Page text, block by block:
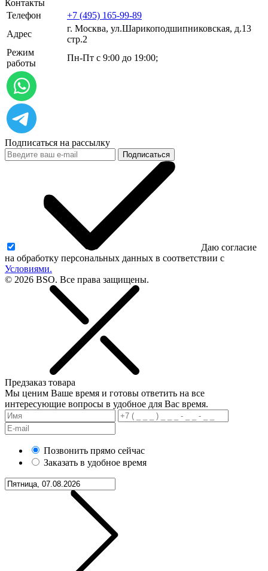
Контакты
Телефон
+7 (495) 165-99-89
Адрес
г. Москва, ул.​​Шарикоподшипниковская, д.13
стр.2
Режим
работы
Пн-Пт с 9:00 до 19:00;
Подписаться на рассылку
Подписаться
Даю согласие
на обработку персональных данных в соответствии с
Условиями.
© 2026 BSO. Все права защищены.
Предзаказ товара
Мы ценим Ваше время и готовы ответить на все
интересующие вопросы в удобное для Вас время.
Позвонить прямо сейчас
Заказать в удобное время